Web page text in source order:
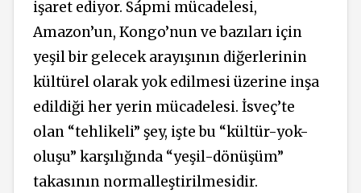
işaret ediyor. Sápmi mücadelesi,
Amazon’un, Kongo’nun ve bazıları için
yeşil bir gelecek arayışının diğerlerinin
kültürel olarak yok edilmesi üzerine inşa
edildiği her yerin mücadelesi. İsveç’te
olan “tehlikeli” şey, işte bu “kültür-yok-
oluşu” karşılığında “yeşil-dönüşüm”
takasının normalleştirilmesidir.